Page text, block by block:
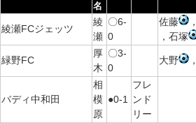
名
綾瀬FCジェッツ
綾
瀬
〇6-
0
佐藤
，石塚
緑野FC
厚
木
〇3-
0
大野
バディ中和田
相
模
原
●0-1
フレ
ンド
リー